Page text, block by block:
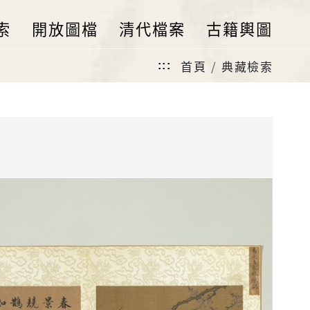
開放圖檔 清代檔案 古籍輿圖
::: 首頁 典藏檢索